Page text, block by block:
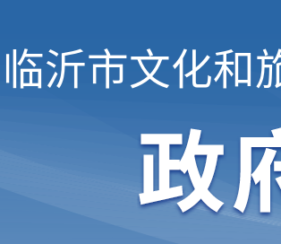
临沂市文化和